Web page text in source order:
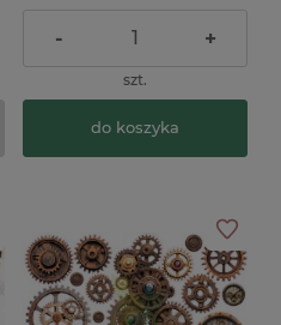
- +
szt.
do koszyka